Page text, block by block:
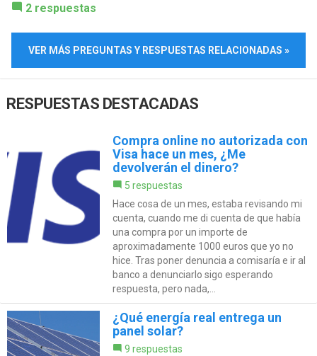
2 respuestas
VER MÁS PREGUNTAS Y RESPUESTAS RELACIONADAS »
RESPUESTAS DESTACADAS
Compra online no autorizada con
Visa hace un mes, ¿Me
devolverán el dinero?
5 respuestas
Hace cosa de un mes, estaba revisando mi
cuenta, cuando me di cuenta de que había
una compra por un importe de
aproximadamente 1000 euros que yo no
hice. Tras poner denuncia a comisaría e ir al
banco a denunciarlo sigo esperando
respuesta, pero nada,...
¿Qué energía real entrega un
panel solar?
9 respuestas